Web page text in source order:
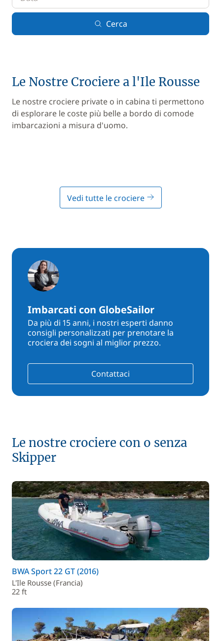
Cerca
Le Nostre Crociere a l'Ile Rousse
Le nostre crociere private o in cabina ti permettono
di esplorare le coste più belle a bordo di comode
imbarcazioni a misura d'uomo.
Vedi tutte le crociere
Imbarcati con GlobeSailor
Da più di 15 anni, i nostri esperti danno
consigli personalizzati per prenotare la
crociera dei sogni al miglior prezzo.
Contattaci
Le nostre crociere con o senza
Skipper
BWA Sport 22 GT (2016)
L'Ile Rousse (Francia)
22 ft